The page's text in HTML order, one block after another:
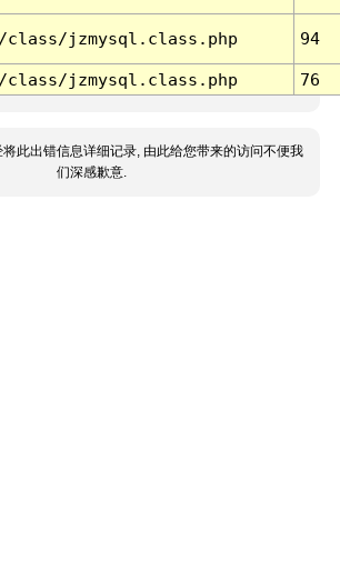
class/jzmysql.class.php 94
class/jzmysql.class.php 76
将此出错信息详细记录, 由此给您带来的访问不便我
们深感歉意.